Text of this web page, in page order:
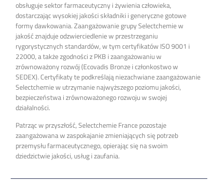
obsługuje sektor farmaceutyczny i żywienia człowieka,
dostarczając wysokiej jakości składniki i generyczne gotowe
formy dawkowania. Zaangażowanie grupy Selectchemie w
jakość znajduje odzwierciedlenie w przestrzeganiu
rygorystycznych standardów, w tym certyfikatów ISO 9001 i
22000, a także zgodności z PKB i zaangażowaniu w
zrównoważony rozwój (Ecovadis Bronze i członkostwo w
SEDEX). Certyfikaty te podkreślają niezachwiane zaangażowanie
Selectchemie w utrzymanie najwyższego poziomu jakości,
bezpieczeństwa i zrównoważonego rozwoju w swojej
działalności.
Patrząc w przyszłość, Selectchemie France pozostaje
zaangażowana w zaspokajanie zmieniających się potrzeb
przemysłu farmaceutycznego, opierając się na swoim
dziedzictwie jakości, usług i zaufania.